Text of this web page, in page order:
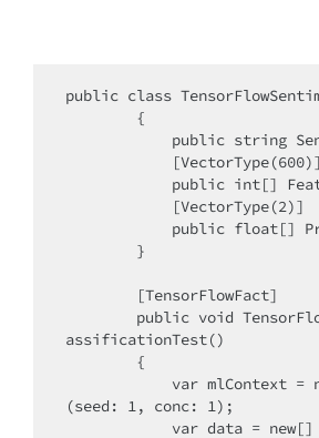
public class
assificationTest()
(seed: 1, conc: 1);